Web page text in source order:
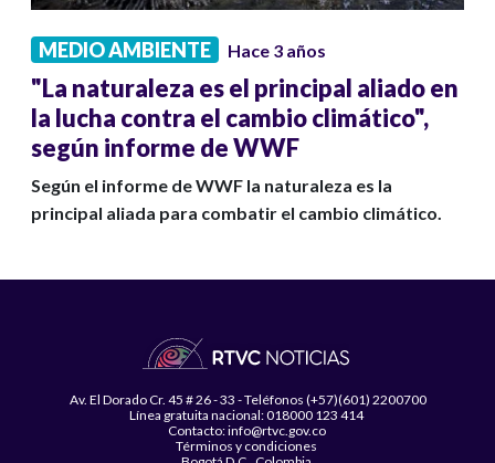
MEDIO AMBIENTE Hace 3 años
"La naturaleza es el principal aliado en
la lucha contra el cambio climático",
según informe de WWF
Según el informe de WWF la naturaleza es la
principal aliada para combatir el cambio climático.
Av. El Dorado Cr. 45 # 26 - 33 - Teléfonos (+57)(601) 2200700
Línea gratuita nacional: 018000 123 414
Contacto: info@rtvc.gov.co
Términos y condiciones